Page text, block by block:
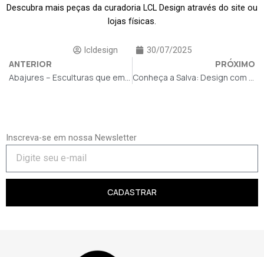
Descubra mais peças da curadoria LCL Design através do site ou
lojas físicas.
lcldesign 30/07/2025
ANTERIOR
PRÓXIMO
Inscreva-se em nossa Newsletter
CADASTRAR